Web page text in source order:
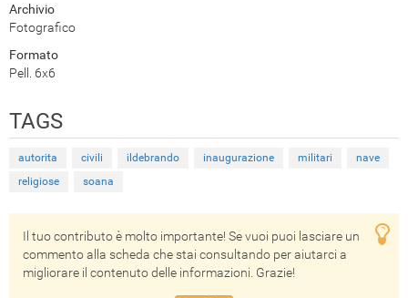
Archivio
Fotografico
Formato
Pell. 6x6
TAGS
autorita civili ildebrando inaugurazione militari
nave
religiose
soana
Il tuo contributo è molto importante! Se vuoi puoi lasciare un
commento alla scheda che stai consultando per aiutarci a
migliorare il contenuto delle informazioni. Grazie!